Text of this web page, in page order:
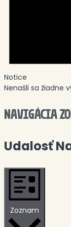
Notice
Nenašli sa žiadne
NAVIGÁCIA
Udalosť
Zoznam